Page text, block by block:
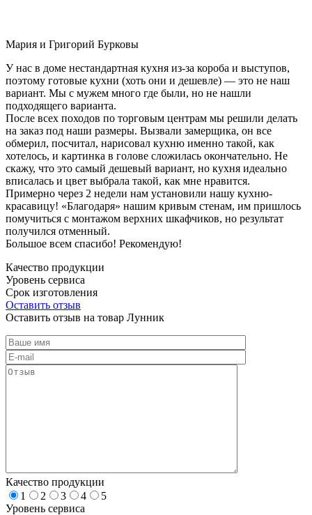
Мария и Григорий Бурковы
У нас в доме нестандартная кухня из-за короба и выступов,
поэтому готовые кухни (хоть они и дешевле) — это не наш
вариант. Мы с мужем много где были, но не нашли
подходящего варианта.
После всех походов по торговым центрам мы решили делать
на заказ под наши размеры. Вызвали замерщика, он все
обмерил, посчитал, нарисовал кухню именно такой, как
хотелось, и картинка в голове сложилась окончательно. Не
скажу, что это самый дешевый вариант, но кухня идеально
вписалась и цвет выбрала такой, как мне нравится.
Примерно через 2 недели нам установили нашу кухню-
красавицу! «Благодаря» нашим кривым стенам, им пришлось
помучиться с монтажом верхних шкафчиков, но результат
получился отменный.
Большое всем спасибо! Рекомендую!
Качество продукции
Уровень сервиса
Срок изготовления
Оставить отзыв
Оставить отзыв на товар Лунник
Качество продукции
1
2 3 4
5
Уровень сервиса